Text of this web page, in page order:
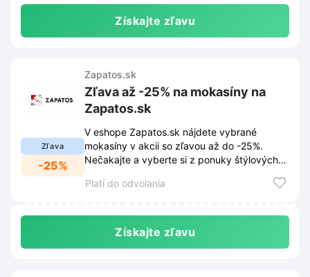
Získajte zľavu
Zľava
-25%
Zapatos.sk
Zľava až -25% na mokasíny na
Zapatos.sk
V eshope Zapatos.sk nájdete vybrané
mokasíny v akcii so zľavou až do -25%.
Nečakajte a vyberte si z ponuky štýlových
Platí do odvolania
Získajte zľavu